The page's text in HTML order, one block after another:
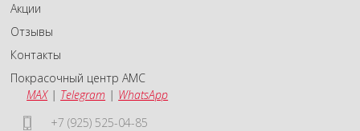
Акции
Отзывы
Контакты
Покрасочный центр АМС
MAX| Telegram | WhatsApp
+7 (925) 525-04-85